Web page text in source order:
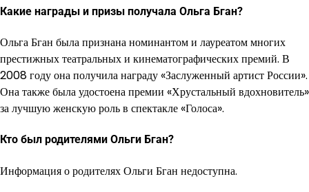
Какие награды и призы получала Ольга Бган?
Ольга Бган была признана номинантом и лауреатом многих
престижных театральных и кинематографических премий. В
2008 году она получила награду «Заслуженный артист России».
Она также была удостоена премии «Хрустальный вдохновитель»
за лучшую женскую роль в спектакле «Голоса».
Кто был родителями Ольги Бган?
Информация о родителях Ольги Бган недоступна.